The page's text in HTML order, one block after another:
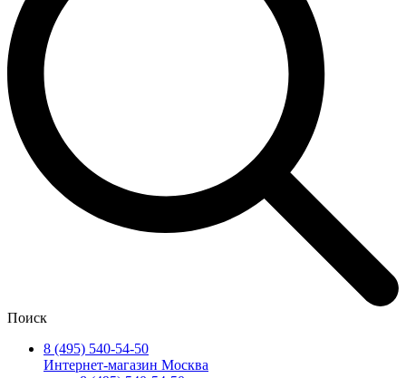
Поиск
8 (495) 540-54-50
Интернет-магазин Москва